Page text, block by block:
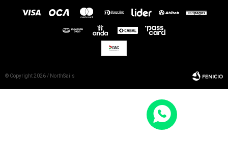
© Copyright 2026 / NorthSails